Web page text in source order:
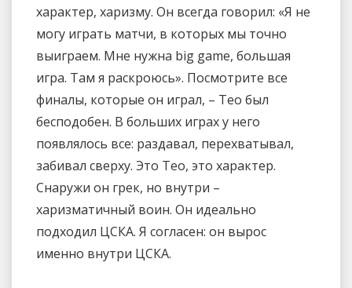
характер, харизму. Он всегда говорил: «Я не
могу играть матчи, в которых мы точно
выиграем. Мне нужна big game, большая
игра. Там я раскроюсь». Посмотрите все
финалы, которые он играл, – Тео был
бесподобен. В больших играх у него
появлялось все: раздавал, перехватывал,
забивал сверху. Это Тео, это характер.
Снаружи он грек, но внутри –
харизматичный воин. Он идеально
подходил ЦСКА. Я согласен: он вырос
именно внутри ЦСКА.